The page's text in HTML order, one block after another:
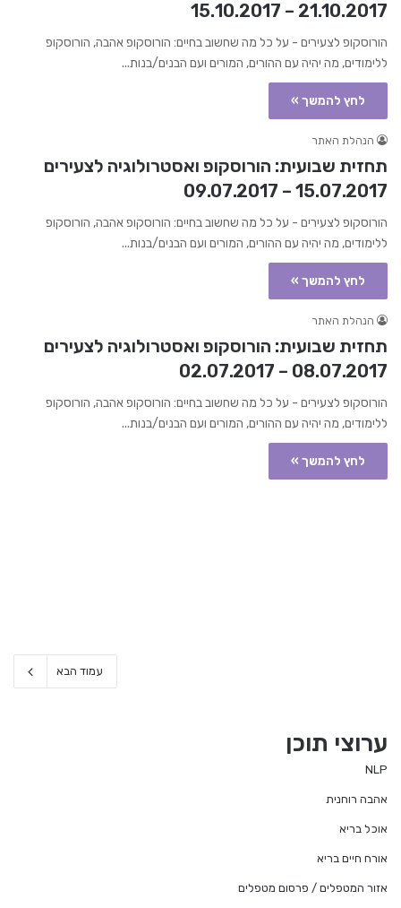
21.10.2017 – 15.10.2017
הורוסקופ לצעירים - על כל מה שחשוב בחיים: הורוסקופ אהבה, הורוסקופ
ללימודים, מה יהיה עם ההורים, המורים ועם הבנים/בנות...
לחץ להמשך »
הנהלת האתר
תחזית שבועית: הורוסקופ ואסטרולוגיה לצעירים
15.07.2017 – 09.07.2017
הורוסקופ לצעירים - על כל מה שחשוב בחיים: הורוסקופ אהבה, הורוסקופ
ללימודים, מה יהיה עם ההורים, המורים ועם הבנים/בנות...
לחץ להמשך »
הנהלת האתר
תחזית שבועית: הורוסקופ ואסטרולוגיה לצעירים
08.07.2017 – 02.07.2017
הורוסקופ לצעירים - על כל מה שחשוב בחיים: הורוסקופ אהבה, הורוסקופ
ללימודים, מה יהיה עם ההורים, המורים ועם הבנים/בנות...
לחץ להמשך »
עמוד הבא
ערוצי תוכן
NLP
אהבה רוחנית
אוכל בריא
אורח חיים בריא
אזור המטפלים / פרסום מטפלים